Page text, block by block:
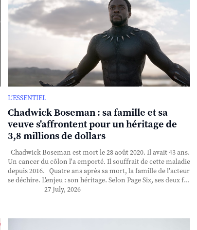
L’ESSENTIEL
Chadwick Boseman : sa famille et sa
veuve s'affrontent pour un héritage de
3,8 millions de dollars
Chadwick Boseman est mort le 28 août 2020. Il avait 43 ans.
Un cancer du côlon l'a emporté. Il souffrait de cette maladie
depuis 2016. Quatre ans après sa mort, la famille de l'acteur
se déchire. L'enjeu : son héritage. Selon Page Six, ses deux f...
27 July, 2026